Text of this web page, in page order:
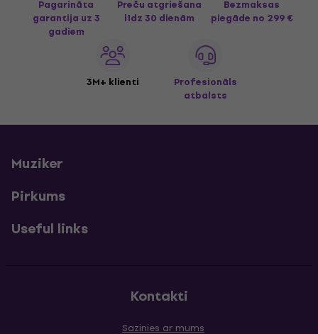
Pagarināta
garantija uz 3
gadiem
Preču atgriešana
līdz 30 dienām
Bezmaksas
piegāde no 299 €
3M+ klienti
Profesionāls
atbalsts
Muziker
Pirkums
Useful links
Kontakti
Sazinies ar mums